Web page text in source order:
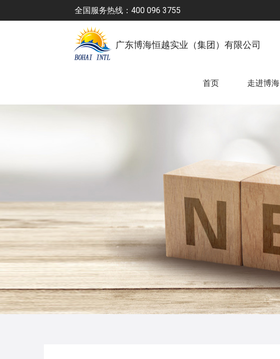
全国服务热线：400 096 3755
广东博海恒越实业（集团）有限公司
首页 走进博海